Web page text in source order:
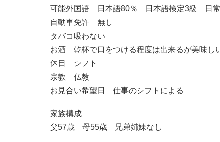
可能外国語 日本語80％ 日本語検定3級 日
自動車免許 無し
タバコ吸わない
お酒 乾杯で口をつける程度は出来るが美味し
休日 シフト
宗教 仏教
お見合い希望日 仕事のシフトによる
家族構成
父57歳 母55歳 兄弟姉妹なし